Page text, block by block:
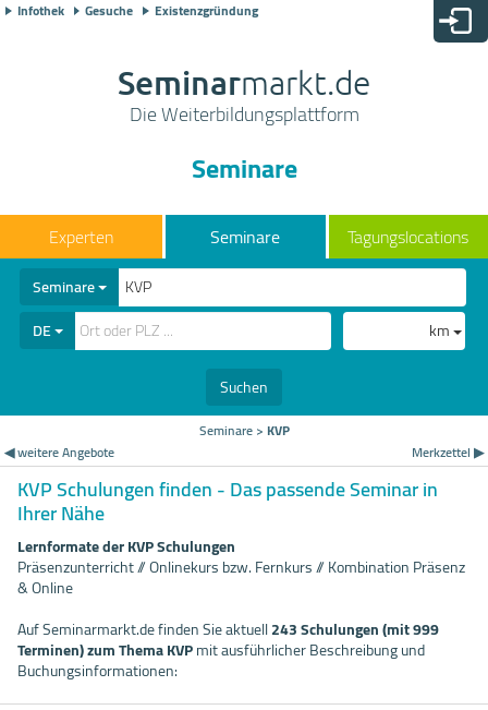
Infothek Gesuche Existenzgründung
Seminarmarkt.de
Die Weiterbildungsplattform
Seminare
Seminare Tagungslocations
Seminare
DE
km
Suchen
Seminare> KVP
◀ weitere Angebote
Merkzettel ▶
KVP Schulungen finden - Das passende Seminar in
Ihrer Nähe
Lernformate der KVP Schulungen
Präsenzunterricht // Onlinekurs bzw. Fernkurs // Kombination Präsenz
& Online
Auf Seminarmarkt.de finden Sie aktuell243 Schulungen (mit 999
Terminen) zum Thema KVPmit ausführlicher Beschreibung und
Buchungsinformationen: